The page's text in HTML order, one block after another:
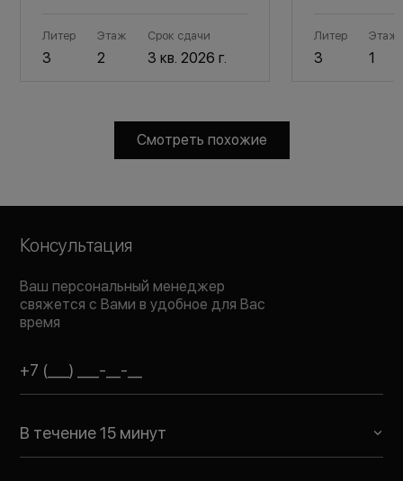
Литер
3
Этаж
2
Срок сдачи
3 кв. 2026 г.
Литер
3
Этаж
1
Смотреть похожие
Консультация
Ваш персональный менеджер
свяжется с Вами в удобное для Вас
время
В течение 15 минут